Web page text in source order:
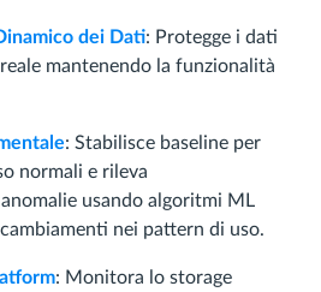
dei Dati: Protegge i dati
mantenendo la funzionalità
: Stabilisce baseline per
normali e rileva
usando algoritmi ML
nei pattern di uso.
: Monitora lo storage